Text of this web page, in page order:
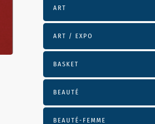
ART
ART / EXPO
BASKET
BEAUTÉ
BEAUTÉ-FEMME